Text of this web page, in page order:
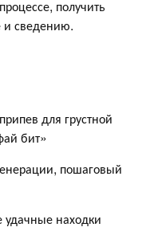
получить
и сведению.
для грустной
бит»
пошаговый
удачные находки